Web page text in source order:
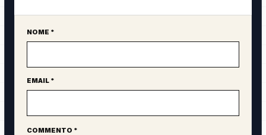
Sito web
NOME *
EMAIL *
COMMENTO *